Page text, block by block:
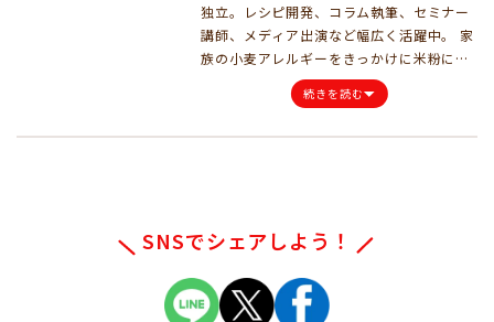
独立。レシピ開発、コラム執筆、セミナー
講師、メディア出演など幅広く活躍中。 家
族の小麦アレルギーをきっかけに米粉に出
会い、米粉のおいしさに魅了される。ま
た、日本人の「米離れ」の深刻さについて
続きを読む
SNSでシェアしよう！